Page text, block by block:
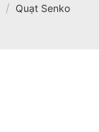
/ Quạt Senko